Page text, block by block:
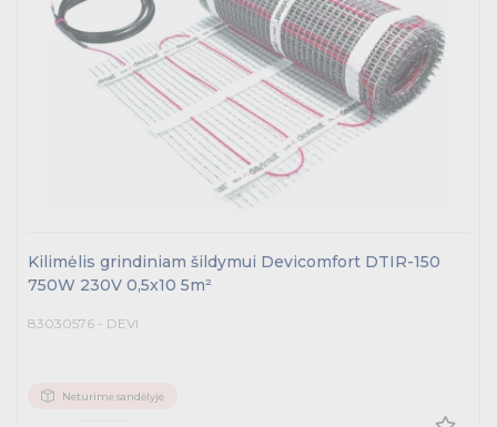
Kilimėlis grindiniam šildymui Devicomfort DTIR-150
750W 230V 0,5x10 5m²
83030576 - DEVI
Neturime sandėlyje